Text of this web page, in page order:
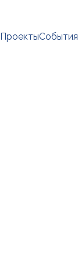
ПроектыСобытия